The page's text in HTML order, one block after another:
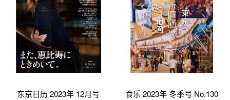
东京日历 2023年 12月号 食乐 2023年 冬季号 No.130